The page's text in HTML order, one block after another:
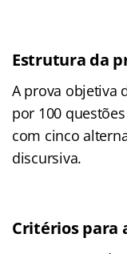
Estrutura da
A prova objetiva
por 100
com cinco
discursiva.
Critérios para